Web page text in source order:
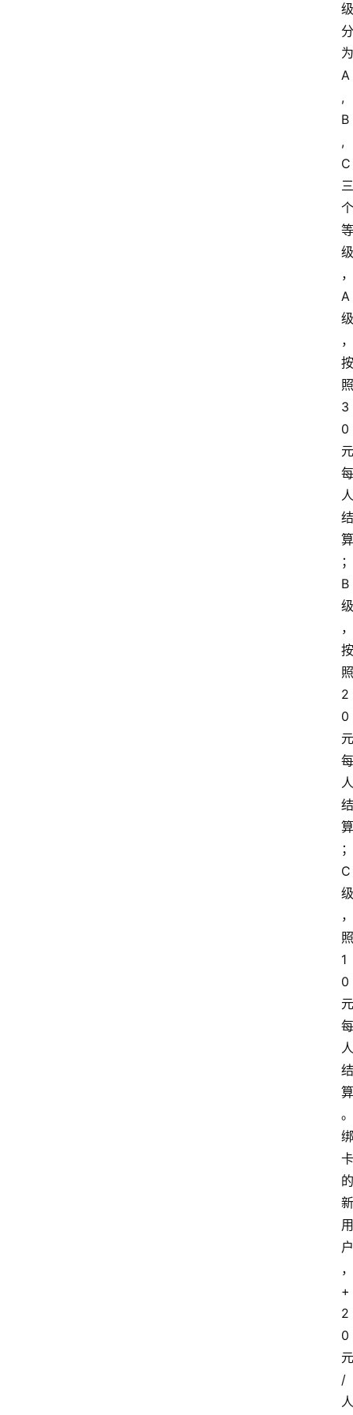
级
分
为
A
,
B
,
C
三
个
等
级
，
A
级
，
按
照
3
0
元
每
人
结
算
；
B
级
，
按
照
2
0
元
每
人
结
算
；
C
级
，
照
1
0
元
每
人
结
算
。
绑
卡
的
新
用
户
，
+
2
0
元
/
人